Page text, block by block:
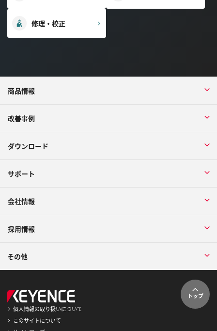
修理・校正
商品情報
改善事例
ダウンロード
サポート
会社情報
採用情報
その他
トップ
個人情報の取り扱いについて
このサイトについて